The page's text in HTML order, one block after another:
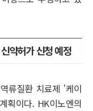
약허가 신청 예정
류질환 치료제 '케이
획이다. HK이노엔의